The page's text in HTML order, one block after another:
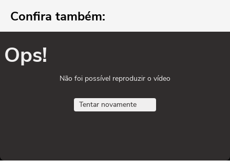
Confira também:
Ops!
Não foi possível reproduzir o vídeo
Tentar novamente